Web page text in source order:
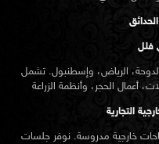
فلل
الرياض، وإسطنبول. تشمل
التجارية
خارجية مدروسة. نوفر جلسات